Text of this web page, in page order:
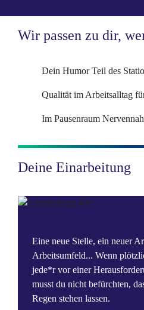
Wir passen zu dir,
Dein Humor Teil des
Qualität im Arbeitsalltag
Im Pausenraum
Deine Einarbeitung
Eine neue Stelle, ein neuer
Arbeitsumfeld... Wenn
jede*r vor einer
musst du nicht befürchten,
Regen stehen lassen.